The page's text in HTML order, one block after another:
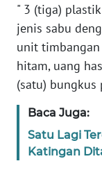
" 3 (tiga)
jenis sabu
unit
hitam, uang
(satu)
Baca Juga:
Satu Lagi
Katingan
SULTRA
WN
NTB
SULTENG
WN